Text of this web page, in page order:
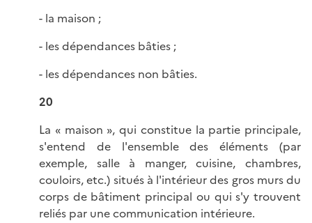
- la maison ;
- les dépendances bâties ;
- les dépendances non bâties.
20
La « maison », qui constitue la partie principale,
s'entend de l'ensemble des éléments (par
exemple, salle à manger, cuisine, chambres,
couloirs, etc.) situés à l'intérieur des gros murs du
corps de bâtiment principal ou qui s'y trouvent
reliés par une communication intérieure.